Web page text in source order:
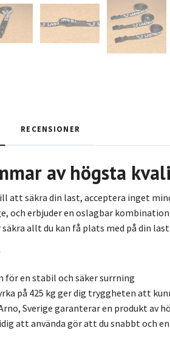
RECENSIONER
av högsta
att säkra din last, acceptera inget
och erbjuder en oslagbar
säkra allt du kan få plats med på din
för en stabil och säker surrning
på 425 kg ger dig tryggheten att
Sverige garanterar en produkt av
att använda gör att du snabbt och